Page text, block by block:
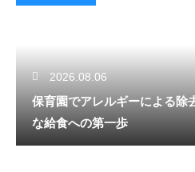
2026.08.06
保育園でアレルギーによる除
な給食への第一歩